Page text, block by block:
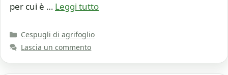
per cui è … Leggi tutto
Categorie
Cespugli di agrifoglio
Lascia un commento